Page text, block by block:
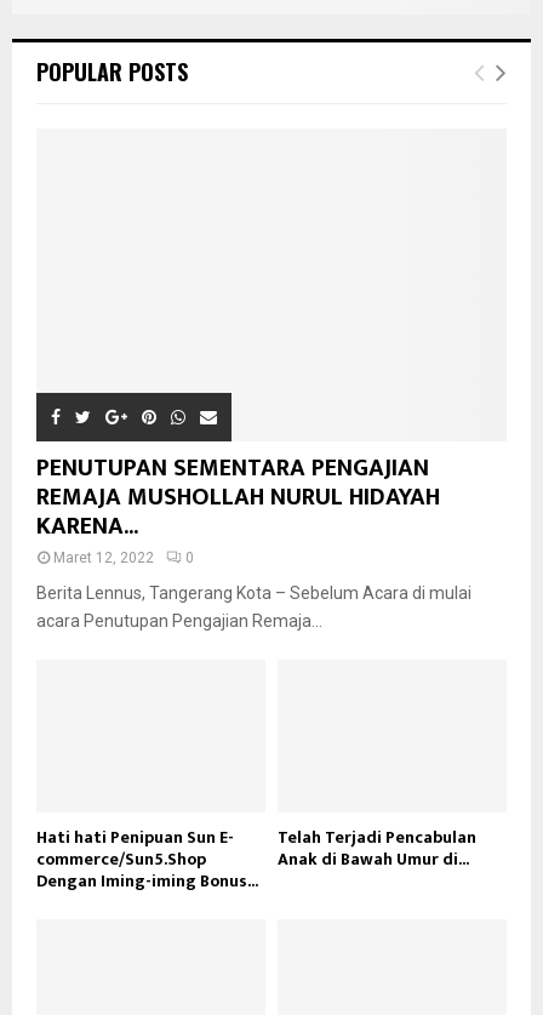
POPULAR POSTS
PENUTUPAN SEMENTARA PENGAJIAN
REMAJA MUSHOLLAH NURUL HIDAYAH
KARENA...
Maret 12, 2022 0
Berita Lennus, Tangerang Kota – Sebelum Acara di mulai
acara Penutupan Pengajian Remaja...
Hati hati Penipuan Sun E-
commerce/Sun5.Shop
Dengan Iming-iming Bonus...
Telah Terjadi Pencabulan
Anak di Bawah Umur di...